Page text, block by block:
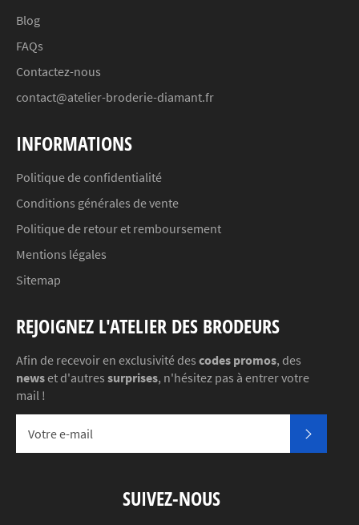
Blog
FAQs
Contactez-nous
contact@atelier-broderie-diamant.fr
INFORMATIONS
Politique de confidentialité
Conditions générales de vente
Politique de retour et remboursement
Mentions légales
Sitemap
REJOIGNEZ L'ATELIER DES BRODEURS
Afin de recevoir en exclusivité des codes promos, des
newset d'autres surprises, n'hésitez pas à entrer votre
mail !
SUIVEZ-NOUS